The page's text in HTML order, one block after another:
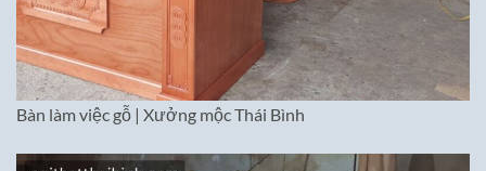
Bàn làm việc gỗ | Xưởng mộc Thái Bình